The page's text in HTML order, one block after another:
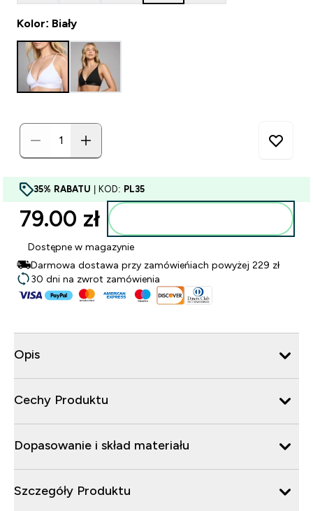
Kolor: Biały
35% RABATU | KOD: PL35
79.00 zł‎
Dostępne w magazynie
Darmowa dostawa przy zamówieńiach powyżej 229 zł
30 dni na zwrot zamówienia
Opis
Cechy Produktu
Dopasowanie i skład materiału
Szczegóły Produktu